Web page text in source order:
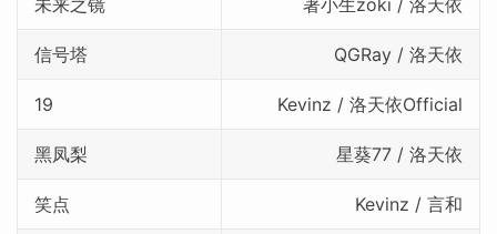
信号塔 QGRay / 洛天依
19 Kevinz / 洛天依Official
黑凤梨 星葵77 / 洛天依
笑点 Kevinz / 言和